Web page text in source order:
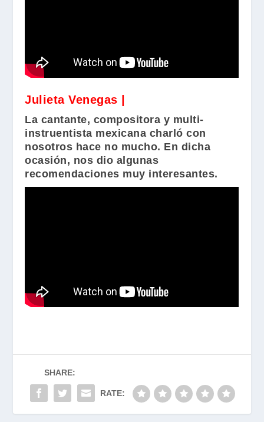
Julieta Venegas |
La cantante, compositora y multi-
instruentista mexicana charló con
nosotros hace no mucho. En dicha
ocasión, nos dio algunas
recomendaciones muy interesantes.
SHARE:
RATE: